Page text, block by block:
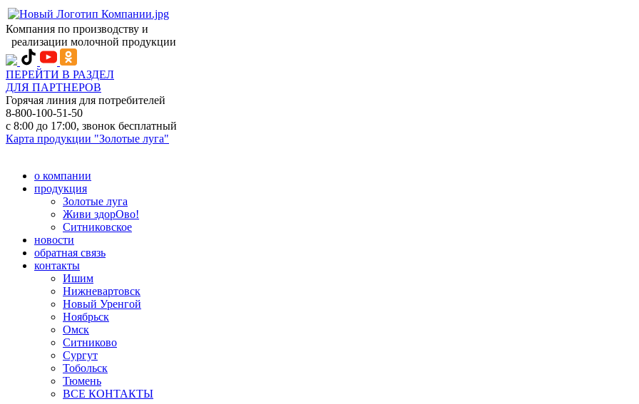
Компания по производству и
реализации молочной продукции
ПЕРЕЙТИ В РАЗДЕЛ
ДЛЯ ПАРТНЕРОВ
Горячая линия для потребителей
8-800-100-51-50
с 8:00 до 17:00, звонок бесплатный
Карта продукции "Золотые луга"
о компании
продукция
Золотые луга
Живи здорОво!
Ситниковское
новости
обратная связь
контакты
Ишим
Нижневартовск
Новый Уренгой
Ноябрьск
Омск
Ситниково
Сургут
Тобольск
Тюмень
ВСЕ КОНТАКТЫ